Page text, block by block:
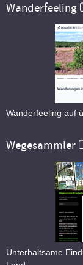
Wanderfeeling
Wanderfeeling auf
Wegesammler
Unterhaltsame